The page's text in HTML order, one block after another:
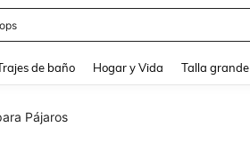
de baño Hogar y Vida Talla grande
Pájaros